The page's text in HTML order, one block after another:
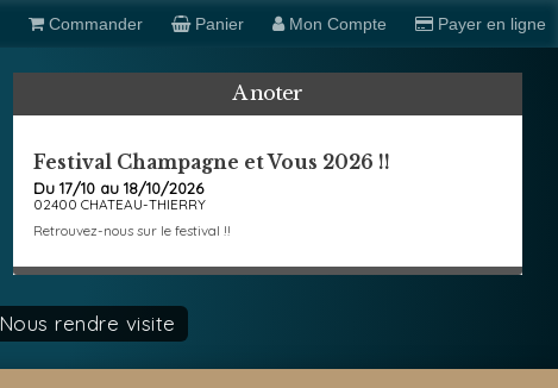
A noter
Festival Champagne et Vous 2026 !!
Du 17/10 au 18/10/2026
02400 CHATEAU-THIERRY
Retrouvez-nous sur le festival !!
Nous rendre visite
Commander Panier Mon Compte Payer en ligne